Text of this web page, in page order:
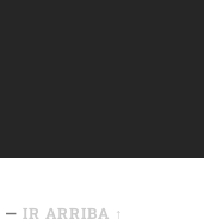
— IR ARRIBA ↑